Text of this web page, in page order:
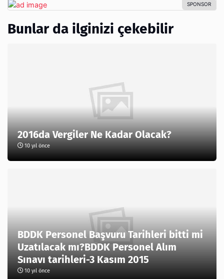
Bunlar da ilginizi çekebilir
2016da Vergiler Ne Kadar Olacak?
10 yıl önce
BDDK Personel Başvuru Tarihleri bitti mi
Uzatılacak mı?BDDK Personel Alım
Sınavı tarihleri-3 Kasım 2015
10 yıl önce